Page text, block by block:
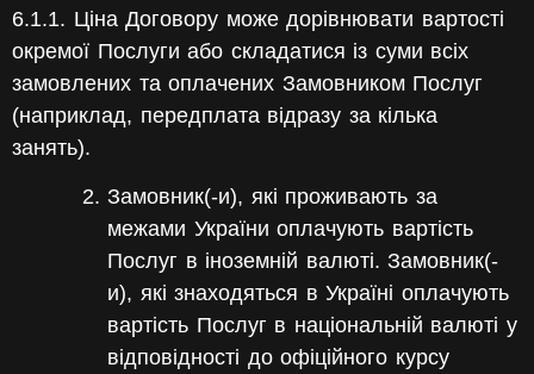
6.1.1. Ціна Договору може дорівнювати вартості
окремої Послуги або складатися із суми всіх
замовлених та оплачених Замовником Послуг
(наприклад, передплата відразу за кілька
занять).
Замовник(-и), які проживають за
межами України оплачують вартість
Послуг в іноземній валюті. Замовник(-
и), які знаходяться в Україні оплачують
вартість Послуг в національній валюті у
відповідності до офіційного курсу